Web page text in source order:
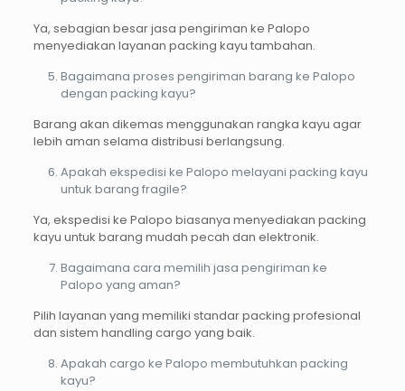
Ya, sebagian besar jasa pengiriman ke Palopo
menyediakan layanan packing kayu tambahan.
Bagaimana proses pengiriman barang ke Palopo
dengan packing kayu?
Barang akan dikemas menggunakan rangka kayu agar
lebih aman selama distribusi berlangsung.
Apakah ekspedisi ke Palopo melayani packing kayu
untuk barang fragile?
Ya, ekspedisi ke Palopo biasanya menyediakan packing
kayu untuk barang mudah pecah dan elektronik.
Bagaimana cara memilih jasa pengiriman ke
Palopo yang aman?
Pilih layanan yang memiliki standar packing profesional
dan sistem handling cargo yang baik.
Apakah cargo ke Palopo membutuhkan packing
kayu?